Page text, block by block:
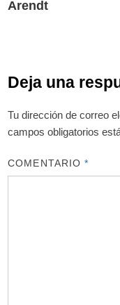
Arendt
Deja una
Tu dirección de correo
campos obligatorios
COMENTARIO*